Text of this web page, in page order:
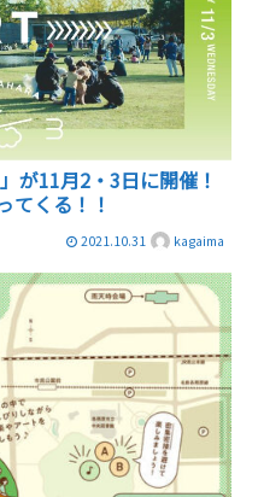
が11月2・3日に開催！
てくる！！
2021.10.31 kagaima